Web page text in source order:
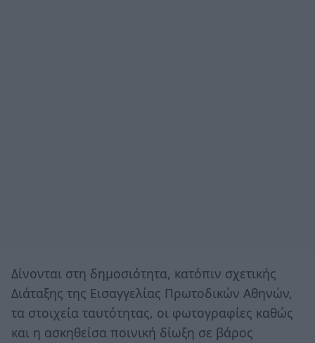
Δίνονται στη δημοσιότητα, κατόπιν σχετικής
Διάταξης της Εισαγγελίας Πρωτοδικών Αθηνών,
τα στοιχεία ταυτότητας, οι φωτογραφίες καθώς
και η ασκηθείσα ποινική δίωξη σε βάρος